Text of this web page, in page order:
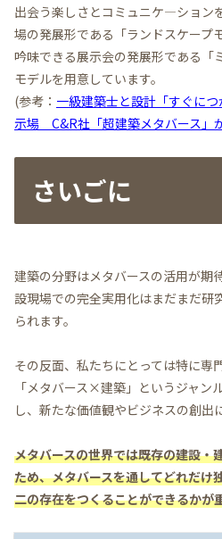
出会う楽しさとコミュニケ―ション
場の発展形である「ランドスケープ
吟味できる展示会の発展形である「
モデルを用意しています。
(参考： 一級建築士と設計「すぐに
示場 C&R社「超建築メタバース」
さいごに
建築の分野はメタバースの活用が期
設現場での完全実用化はまだまだ研
られます。
その反面、私たちにとっては特に専
「メタバース×建築」というジャン
し、新たな価値観やビジネスの創出
メタバースの世界では既存の建設・
ため、メタバースを通してどれだけ
二の存在をつくることができるかが